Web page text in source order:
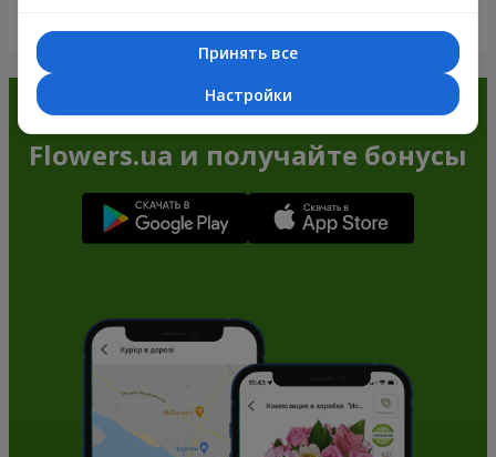
Заказывайте в приложении
Flowers.ua и получайте бонусы
Принять все
Настройки